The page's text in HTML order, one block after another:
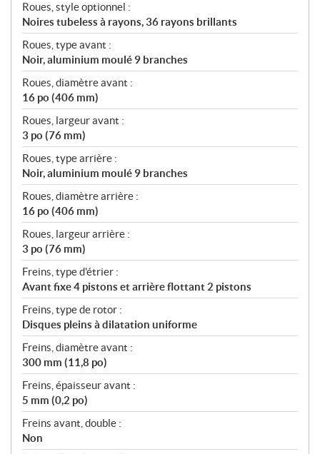
Roues, style optionnel :
Noires tubeless à rayons, 36 rayons brillants
Roues, type avant :
Noir, aluminium moulé 9 branches
Roues, diamètre avant :
16 po (406 mm)
Roues, largeur avant :
3 po (76 mm)
Roues, type arrière :
Noir, aluminium moulé 9 branches
Roues, diamètre arrière :
16 po (406 mm)
Roues, largeur arrière :
3 po (76 mm)
Freins, type d'étrier :
Avant fixe 4 pistons et arrière flottant 2 pistons
Freins, type de rotor :
Disques pleins à dilatation uniforme
Freins, diamètre avant :
300 mm (11,8 po)
Freins, épaisseur avant :
5 mm (0,2 po)
Freins avant, double :
Non